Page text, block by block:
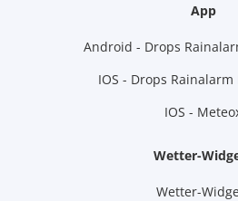
App
Android - Drops
IOS - Drops
IOS -
Wetter-
Wetter-